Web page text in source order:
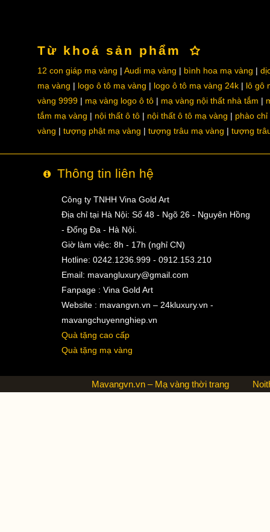
Từ khoá sản phẩm
12 con giáp mạ vàng Audi mạ vàng bình hoa mạ vàng
mạ vàng
logo ô tô mạ vàng logo ô tô mạ vàng 24k
lô gô
vàng 9999
mạ vàng logo ô tô mạ vàng nội thất nhà tắm
tắm mạ vàng
nội thất ô tô nội thất ô tô mạ vàng
phào chỉ
vàng
tượng phật mạ vàng tượng trâu mạ vàng tượng
Thông tin liên hệ
Công ty TNHH Vina Gold Art
Địa chỉ tại Hà Nội: Số 48 - Ngõ 26 - Nguyên Hồng
- Đống Đa - Hà Nội.
Giờ làm việc: 8h - 17h (nghỉ CN)
Hotline: 0242.1236.999 - 0912.153.210
Email: mavangluxury@gmail.com
Fanpage : Vina Gold Art
Website : mavangvn.vn – 24kluxury.vn -
mavangchuyennghiep.vn
Quà tặng cao cấp
Quà tặng mạ vàng
Mavangvn.vn – Mạ vàng thời trang